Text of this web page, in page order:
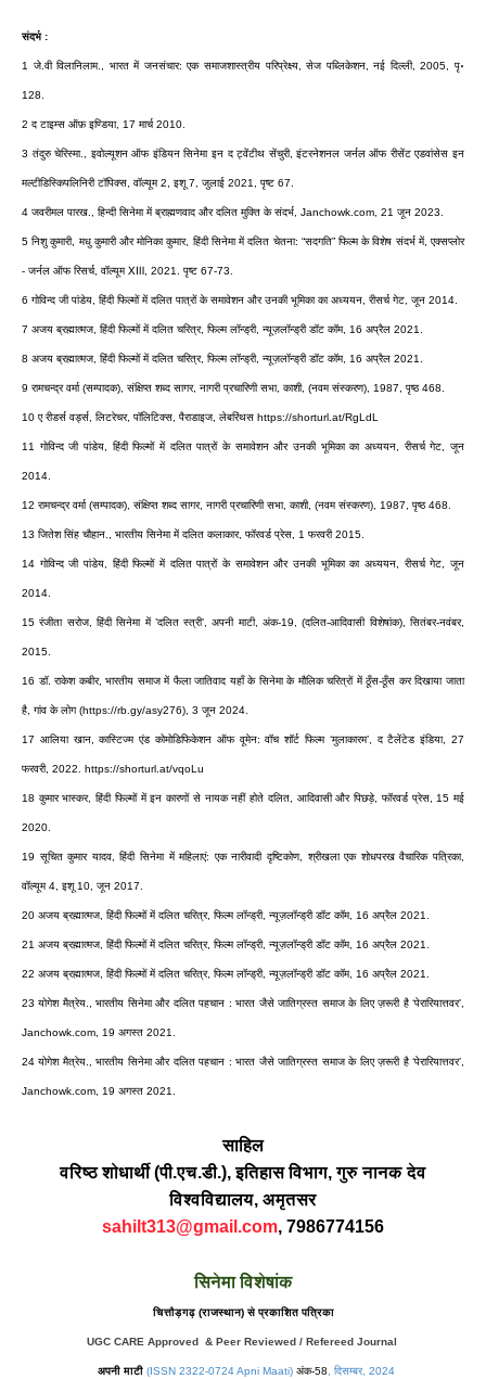
संदर्भ :
1 जे.वी विलानिलाम., भारत में जनसंचार: एक समाजशास्त्रीय परिप्रेक्ष्य, सेज पब्लिकेशन, नई दिल्ली, 2005, पृ॰
128.
2 द टाइम्स ऑफ़ इण्डिया, 17 मार्च 2010.
3 तंदुरु चेरिस्मा., इवोल्यूशन ऑफ इंडियन सिनेमा इन द ट्वेंटीथ सेंचुरी, इंटरनेशनल जर्नल ऑफ रीसेंट एडवांसेस इन
मल्टीडिस्किपलिनिरी टॉपिक्स, वॉल्यूम 2, इशू 7, जुलाई 2021, पृष्ट 67.
4 जवरीमल पारख., हिन्दी सिनेमा में ब्राह्मणवाद और दलित मुक्ति के संदर्भ, Janchowk.com, 21 जून 2023.
5 निशु कुमारी, मधु कुमारी और मोनिका कुमार, हिंदी सिनेमा में दलित चेतना: “सदगति” फिल्म के विशेष संदर्भ में, एक्सप्लोर
- जर्नल ऑफ रिसर्च, वॉल्यूम ⅩⅢ, 2021. पृष्ट 67-73.
6 गोविन्द जी पांडेय, हिंदी फिल्मों में दलित पात्रों के समावेशन और उनकी भूमिका का अध्ययन, रीसर्च गेट, जून 2014.
7 अजय ब्रह्मात्मज, हिंदी फिल्मों में दलित चरित्र, फिल्म लॉन्ड्री, न्यूज़लॉन्ड्री डॉट कॉम, 16 अप्रैल 2021.
8 अजय ब्रह्मात्मज, हिंदी फिल्मों में दलित चरित्र, फिल्म लॉन्ड्री, न्यूज़लॉन्ड्री डॉट कॉम, 16 अप्रैल 2021.
9 रामचन्द्र वर्मा (सम्पादक), संक्षिप्‍त शब्‍द सागर, नागरी प्रचारिणी सभा, काशी, (नवम संस्‍करण), 1987, पृष्‍ठ 468.
10 ए रीडर्स वर्ड्स, लिटरेचर, पॉलिटिक्स, पैराडाइज, लेबरिंथस https://shorturl.at/RgLdL
11 गोविन्द जी पांडेय, हिंदी फिल्मों में दलित पात्रों के समावेशन और उनकी भूमिका का अध्ययन, रीसर्च गेट, जून
2014.
12 रामचन्द्र वर्मा (सम्पादक), संक्षिप्‍त शब्‍द सागर, नागरी प्रचारिणी सभा, काशी, (नवम संस्‍करण), 1987, पृष्‍ठ 468.
13 जितेश सिंह चौहान., भारतीय सिनेमा में दलित कलाकार, फॉरवर्ड प्रेस, 1 फरवरी 2015.
14 गोविन्द जी पांडेय, हिंदी फिल्मों में दलित पात्रों के समावेशन और उनकी भूमिका का अध्ययन, रीसर्च गेट, जून
2014.
15 रंजीता सरोज, हिंदी सिनेमा में ’दलित स्त्री’, अपनी माटी, अंक-19, (दलित-आदिवासी विशेषांक), सितंबर-नवंबर,
2015.
16 डॉ. राकेश कबीर, भारतीय समाज में फैला जातिवाद यहाँ के सिनेमा के मौलिक चरित्रों में ठूँस-ठूँस कर दिखाया जाता
है, गांव के लोग (https://rb.gy/asy276), 3 जून 2024.
17 आलिया खान, कास्टिज्म एंड कोमोडिफिकेशन ऑफ वूमेन: वॉच शॉर्ट फिल्म ‘मुलाकारम’, द टैलेंटेड इंडिया, 27
फरवरी, 2022. https://shorturl.at/vqoLu
18 कुमार भास्कर, हिंदी फिल्मों में इन कारणों से नायक नहीं होते दलित, आदिवासी और पिछड़े, फॉरवर्ड प्रेस, 15 मई
2020.
19 सूचित कुमार यादव, हिंदी सिनेमा में महिलाएं: एक नारीवादी दृष्टिकोण, श्रीखला एक शोधपरख वैचारिक पत्रिका,
वॉल्यूम 4, इशू 10, जून 2017.
20 अजय ब्रह्मात्मज, हिंदी फिल्मों में दलित चरित्र, फिल्म लॉन्ड्री, न्यूज़लॉन्ड्री डॉट कॉम, 16 अप्रैल 2021.
21 अजय ब्रह्मात्मज, हिंदी फिल्मों में दलित चरित्र, फिल्म लॉन्ड्री, न्यूज़लॉन्ड्री डॉट कॉम, 16 अप्रैल 2021.
22 अजय ब्रह्मात्मज, हिंदी फिल्मों में दलित चरित्र, फिल्म लॉन्ड्री, न्यूज़लॉन्ड्री डॉट कॉम, 16 अप्रैल 2021.
23 योगेश मैत्रेय., भारतीय सिनेमा और दलित पहचान : भारत जैसे जातिग्रस्त समाज के लिए ज़रूरी है ‘पेरारियात्तवर’,
Janchowk.com, 19 अगस्त 2021.
24 योगेश मैत्रेय., भारतीय सिनेमा और दलित पहचान : भारत जैसे जातिग्रस्त समाज के लिए ज़रूरी है ‘पेरारियात्तवर’,
Janchowk.com, 19 अगस्त 2021.
साहिल
वरिष्ठ शोधार्थी (पी.एच.डी.), इतिहास विभाग, गुरु नानक देव
विश्वविद्यालय, अमृतसर
sahilt313@gmail.com, 7986774156
सिनेमा विशेषांक
चित्तौड़गढ़ (राजस्थान) से प्रकाशित पत्रिका
UGC CARE Approved & Peer Reviewed / Refereed Journal
अपनी माटी (ISSN 2322-0724 Apni Maati) अंक-58 , दिसम्बर , 2024